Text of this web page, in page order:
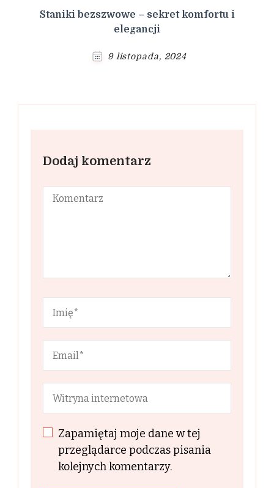
Staniki bezszwowe – sekret komfortu i
elegancji
9 listopada, 2024
Dodaj komentarz
Zapamiętaj moje dane w tej
przeglądarce podczas pisania
kolejnych komentarzy.